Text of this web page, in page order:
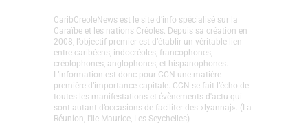
CaribCreoleNews est le site d’info spécialisé sur la
Caraïbe et les nations Créoles. Depuis sa création en
2008, l’objectif premier est d’établir un véritable lien
entre caribéens, indocréoles, francophones,
créolophones, anglophones, et hispanophones.
L’information est donc pour CCN une matière
première d’importance capitale. CCN se fait l’écho de
toutes les manifestations et évènements d'actu qui
sont autant d’occasions de faciliter des «lyannaj». (La
Réunion, l'Ile Maurice, Les Seychelles)